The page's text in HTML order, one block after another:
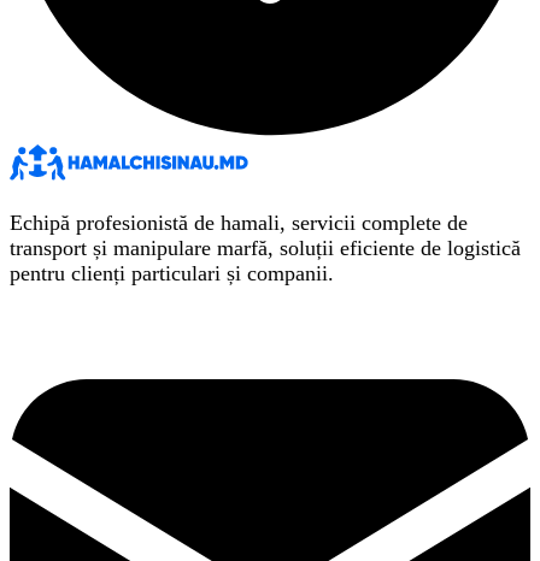
Echipă profesionistă de hamali, servicii complete de
transport și manipulare marfă, soluții eficiente de logistică
pentru clienți particulari și companii.